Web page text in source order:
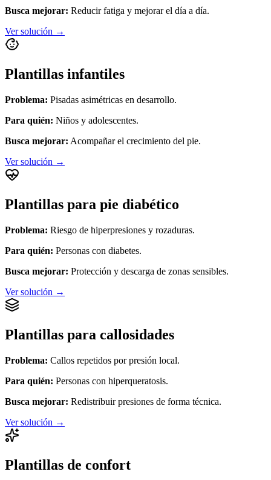
Busca mejorar: Reducir fatiga y mejorar el día a día.
Ver solución →
Plantillas infantiles
Problema: Pisadas asimétricas en desarrollo.
Para quién: Niños y adolescentes.
Busca mejorar: Acompañar el crecimiento del pie.
Ver solución →
Plantillas para pie diabético
Problema: Riesgo de hiperpresiones y rozaduras.
Para quién: Personas con diabetes.
Busca mejorar: Protección y descarga de zonas sensibles.
Ver solución →
Plantillas para callosidades
Problema: Callos repetidos por presión local.
Para quién: Personas con hiperqueratosis.
Busca mejorar: Redistribuir presiones de forma técnica.
Ver solución →
Plantillas de confort